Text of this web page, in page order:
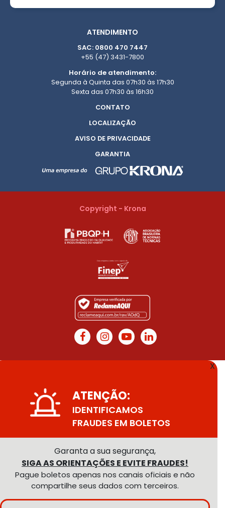
ATENDIMENTO
SAC: 0800 470 7447
+55 (47) 3431-7800
Horário de atendimento:
Segunda à Quinta das 07h30 às 17h30
Sexta das 07h30 às 16h30
CONTATO
LOCALIZAÇÃO
AVISO DE PRIVACIDADE
GARANTIA
Copyright - Krona
X
ATENÇÃO:
IDENTIFICAMOS
FRAUDES EM BOLETOS
Garanta a sua segurança,
SIGA AS ORIENTAÇÕES E EVITE FRAUDES!
Pague boletos apenas nos canais oficiais e não
compartilhe seus dados com terceiros.